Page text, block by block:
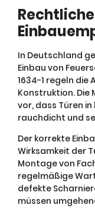
In Deutschland
Einbau von
1634-1 regeln
Konstruktion. Die
vor, dass Türen
rauchdicht und
Der korrekte
Wirksamkeit der
Montage von
regelmäßige
defekte
müssen